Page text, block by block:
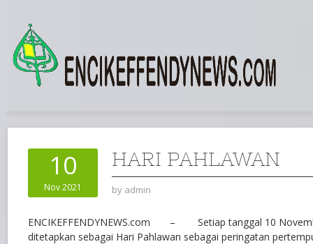
10
Nov 2021
HARI PAHLAWAN
by admin
ENCIKEFFENDYNEWS.com – Setiap tanggal 10
ditetapkan sebagai Hari Pahlawan sebagai peringatan